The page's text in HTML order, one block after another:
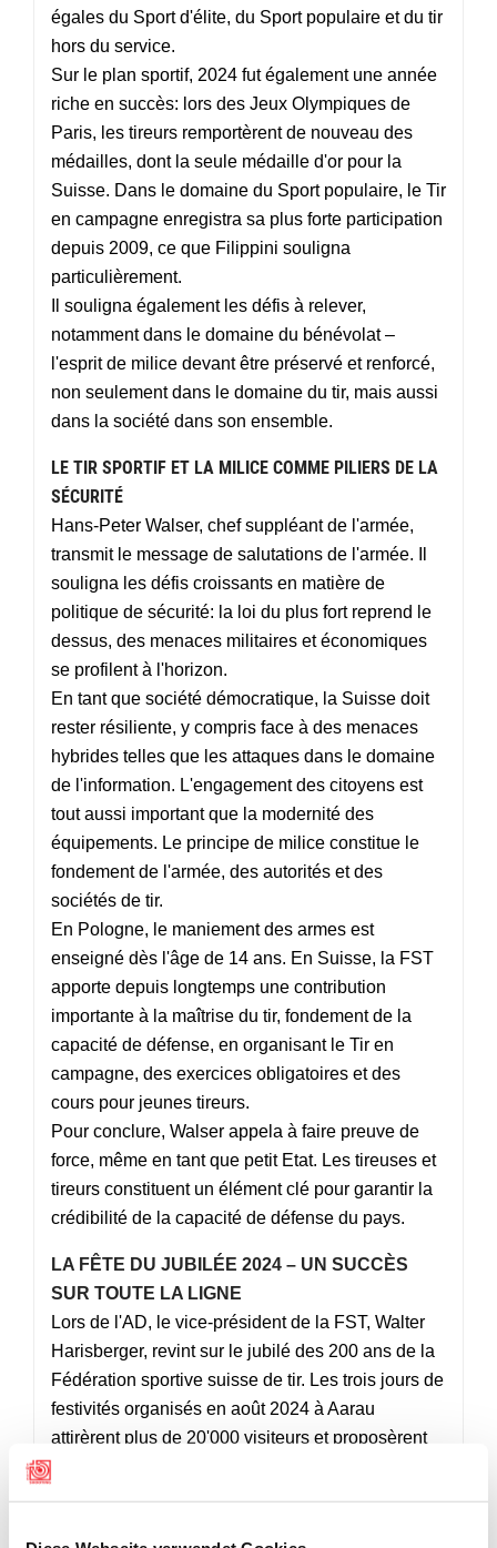
égales du Sport d'élite, du Sport populaire et du tir
hors du service.
Sur le plan sportif, 2024 fut également une année
riche en succès: lors des Jeux Olympiques de
Paris, les tireurs remportèrent de nouveau des
médailles, dont la seule médaille d'or pour la
Suisse. Dans le domaine du Sport populaire, le Tir
en campagne enregistra sa plus forte participation
depuis 2009, ce que Filippini souligna
particulièrement.
Il souligna également les défis à relever,
notamment dans le domaine du bénévolat –
l'esprit de milice devant être préservé et renforcé,
non seulement dans le domaine du tir, mais aussi
dans la société dans son ensemble.
LE TIR SPORTIF ET LA MILICE COMME PILIERS DE LA
SÉCURITÉ
Hans-Peter Walser, chef suppléant de l'armée,
transmit le message de salutations de l'armée. Il
souligna les défis croissants en matière de
politique de sécurité: la loi du plus fort reprend le
dessus, des menaces militaires et économiques
se profilent à l'horizon.
En tant que société démocratique, la Suisse doit
rester résiliente, y compris face à des menaces
hybrides telles que les attaques dans le domaine
de l'information. L'engagement des citoyens est
tout aussi important que la modernité des
équipements. Le principe de milice constitue le
fondement de l'armée, des autorités et des
sociétés de tir.
En Pologne, le maniement des armes est
enseigné dès l'âge de 14 ans. En Suisse, la FST
apporte depuis longtemps une contribution
importante à la maîtrise du tir, fondement de la
capacité de défense, en organisant le Tir en
campagne, des exercices obligatoires et des
cours pour jeunes tireurs.
Pour conclure, Walser appela à faire preuve de
force, même en tant que petit Etat. Les tireuses et
tireurs constituent un élément clé pour garantir la
crédibilité de la capacité de défense du pays.
LA FÊTE DU JUBILÉE 2024 – UN SUCCÈS
SUR TOUTE LA LIGNE
Lors de l'AD, le vice-président de la FST, Walter
Harisberger, revint sur le jubilé des 200 ans de la
Fédération sportive suisse de tir. Les trois jours de
festivités organisés en août 2024 à Aarau
attirèrent plus de 20'000 visiteurs et proposèrent